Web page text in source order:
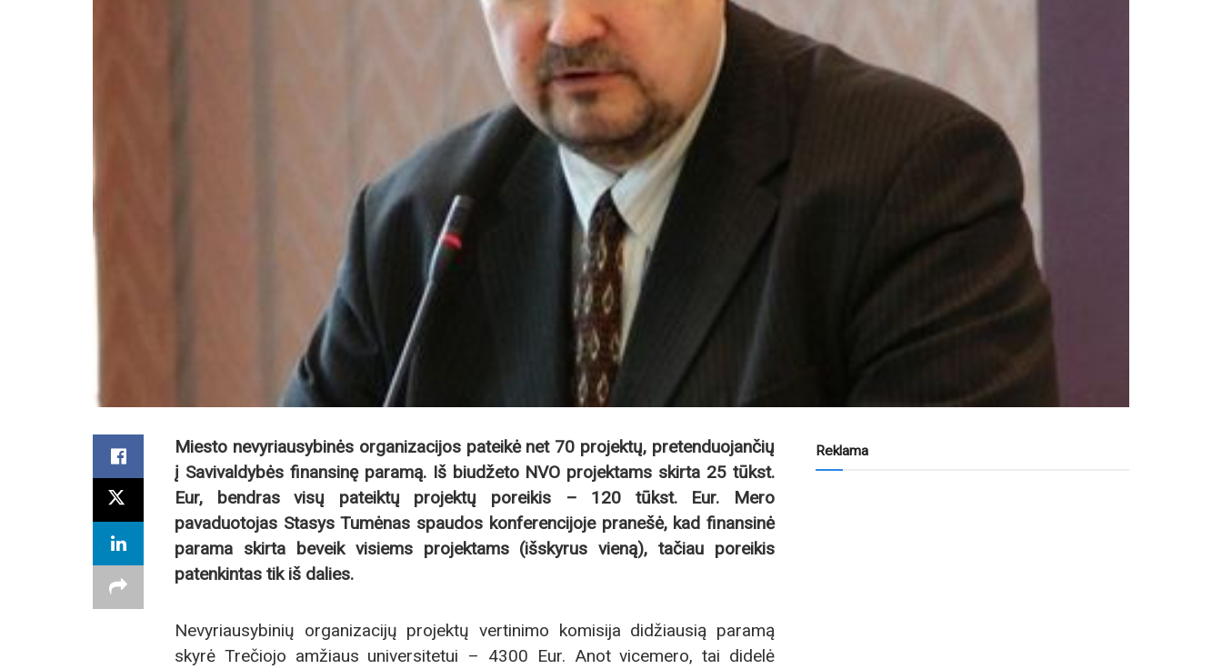
Miesto nevyriausybinės organizacijos pateikė net 70 projektų, pretenduojančių
į Savivaldybės finansinę paramą. Iš biudžeto NVO projektams skirta 25 tūkst.
Eur, bendras visų pateiktų projektų poreikis – 120 tūkst. Eur. Mero
pavaduotojas Stasys Tumėnas spaudos konferencijoje pranešė, kad finansinė
parama skirta beveik visiems projektams (išskyrus vieną), tačiau poreikis
patenkintas tik iš dalies.
Nevyriausybinių organizacijų projektų vertinimo komisija didžiausią paramą
skyrė Trečiojo amžiaus universitetui – 4300 Eur. Anot vicemero, tai didelė
Reklama